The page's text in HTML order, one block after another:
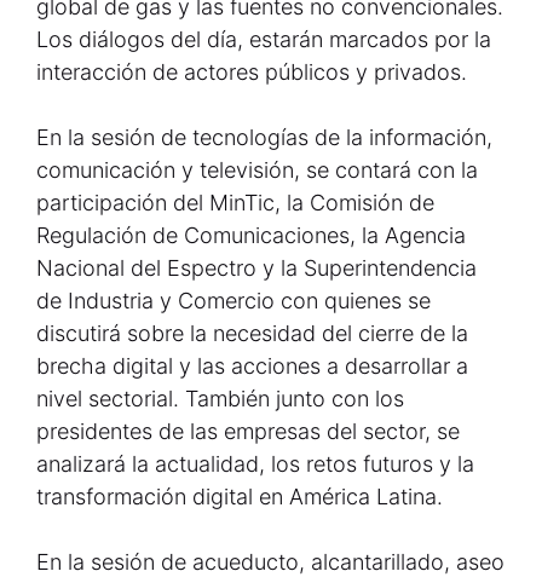
global de gas y las fuentes no convencionales.
Los diálogos del día, estarán marcados por la
interacción de actores públicos y privados.
En la sesión de tecnologías de la información,
comunicación y televisión, se contará con la
participación del MinTic, la Comisión de
Regulación de Comunicaciones, la Agencia
Nacional del Espectro y la Superintendencia
de Industria y Comercio con quienes se
discutirá sobre la necesidad del cierre de la
brecha digital y las acciones a desarrollar a
nivel sectorial. También junto con los
presidentes de las empresas del sector, se
analizará la actualidad, los retos futuros y la
transformación digital en América Latina.
En la sesión de acueducto, alcantarillado, aseo